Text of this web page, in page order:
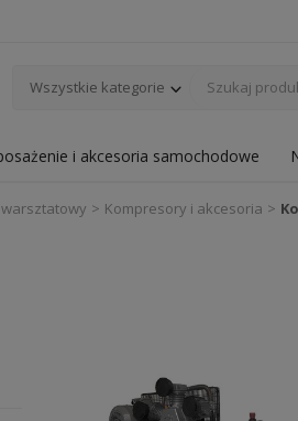
Wszystkie kategorie
i akcesoria samochodowe
Kompresory i akcesoria